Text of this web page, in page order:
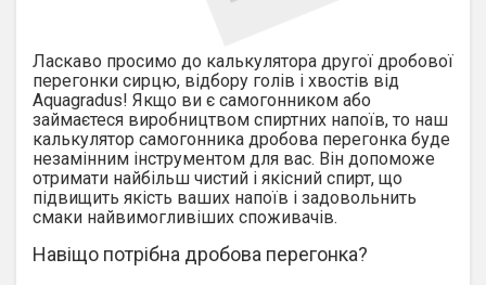
Ласкаво просимо до калькулятора другої дробової
перегонки сирцю, відбору голів і хвостів від
Aquagradus! Якщо ви є самогонником або
займаєтеся виробництвом спиртних напоїв, то наш
калькулятор самогонника дробова перегонка буде
незамінним інструментом для вас. Він допоможе
отримати найбільш чистий і якісний спирт, що
підвищить якість ваших напоїв і задовольнить
смаки найвимогливіших споживачів.
Навіщо потрібна дробова перегонка?